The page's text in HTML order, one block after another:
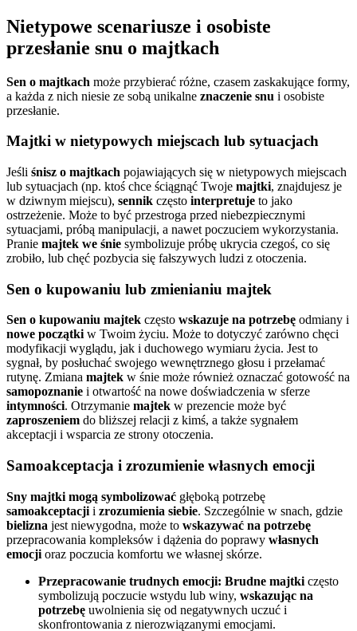
Nietypowe scenariusze i osobiste
przesłanie snu o majtkach
Sen o majtkach może przybierać różne, czasem zaskakujące formy,
a każda z nich niesie ze sobą unikalne znaczenie snu i osobiste
przesłanie.
Majtki w nietypowych miejscach lub sytuacjach
Jeśli śnisz o majtkach pojawiających się w nietypowych miejscach
lub sytuacjach (np. ktoś chce ściągnąć Twoje majtki, znajdujesz je
w dziwnym miejscu), sennik często interpretuje to jako
ostrzeżenie. Może to być przestroga przed niebezpiecznymi
sytuacjami, próbą manipulacji, a nawet poczuciem wykorzystania.
Pranie majtek we śnie symbolizuje próbę ukrycia czegoś, co się
zrobiło, lub chęć pozbycia się fałszywych ludzi z otoczenia.
Sen o kupowaniu lub zmienianiu majtek
Sen o kupowaniu majtek często wskazuje na potrzebę odmiany i
nowe początkiw Twoim życiu. Może to dotyczyć zarówno chęci
modyfikacji wyglądu, jak i duchowego wymiaru życia. Jest to
sygnał, by posłuchać swojego wewnętrznego głosu i przełamać
rutynę. Zmiana majtek w śnie może również oznaczać gotowość na
samopoznanie i otwartość na nowe doświadczenia w sferze
intymności. Otrzymanie majtek w prezencie może być
zaproszeniem do bliższej relacji z kimś, a także sygnałem
akceptacji i wsparcia ze strony otoczenia.
Samoakceptacja i zrozumienie własnych emocji
Sny majtki mogą symbolizować głęboką potrzebę
samoakceptacji i zrozumienia siebie. Szczególnie w snach, gdzie
bielizna jest niewygodna, może to wskazywać na potrzebę
przepracowania kompleksów i dążenia do poprawy własnych
emocji oraz poczucia komfortu we własnej skórze.
Przepracowanie trudnych emocji: Brudne majtki często
symbolizują poczucie wstydu lub winy, wskazując na
potrzebę uwolnienia się od negatywnych uczuć i
skonfrontowania z nierozwiązanymi emocjami.